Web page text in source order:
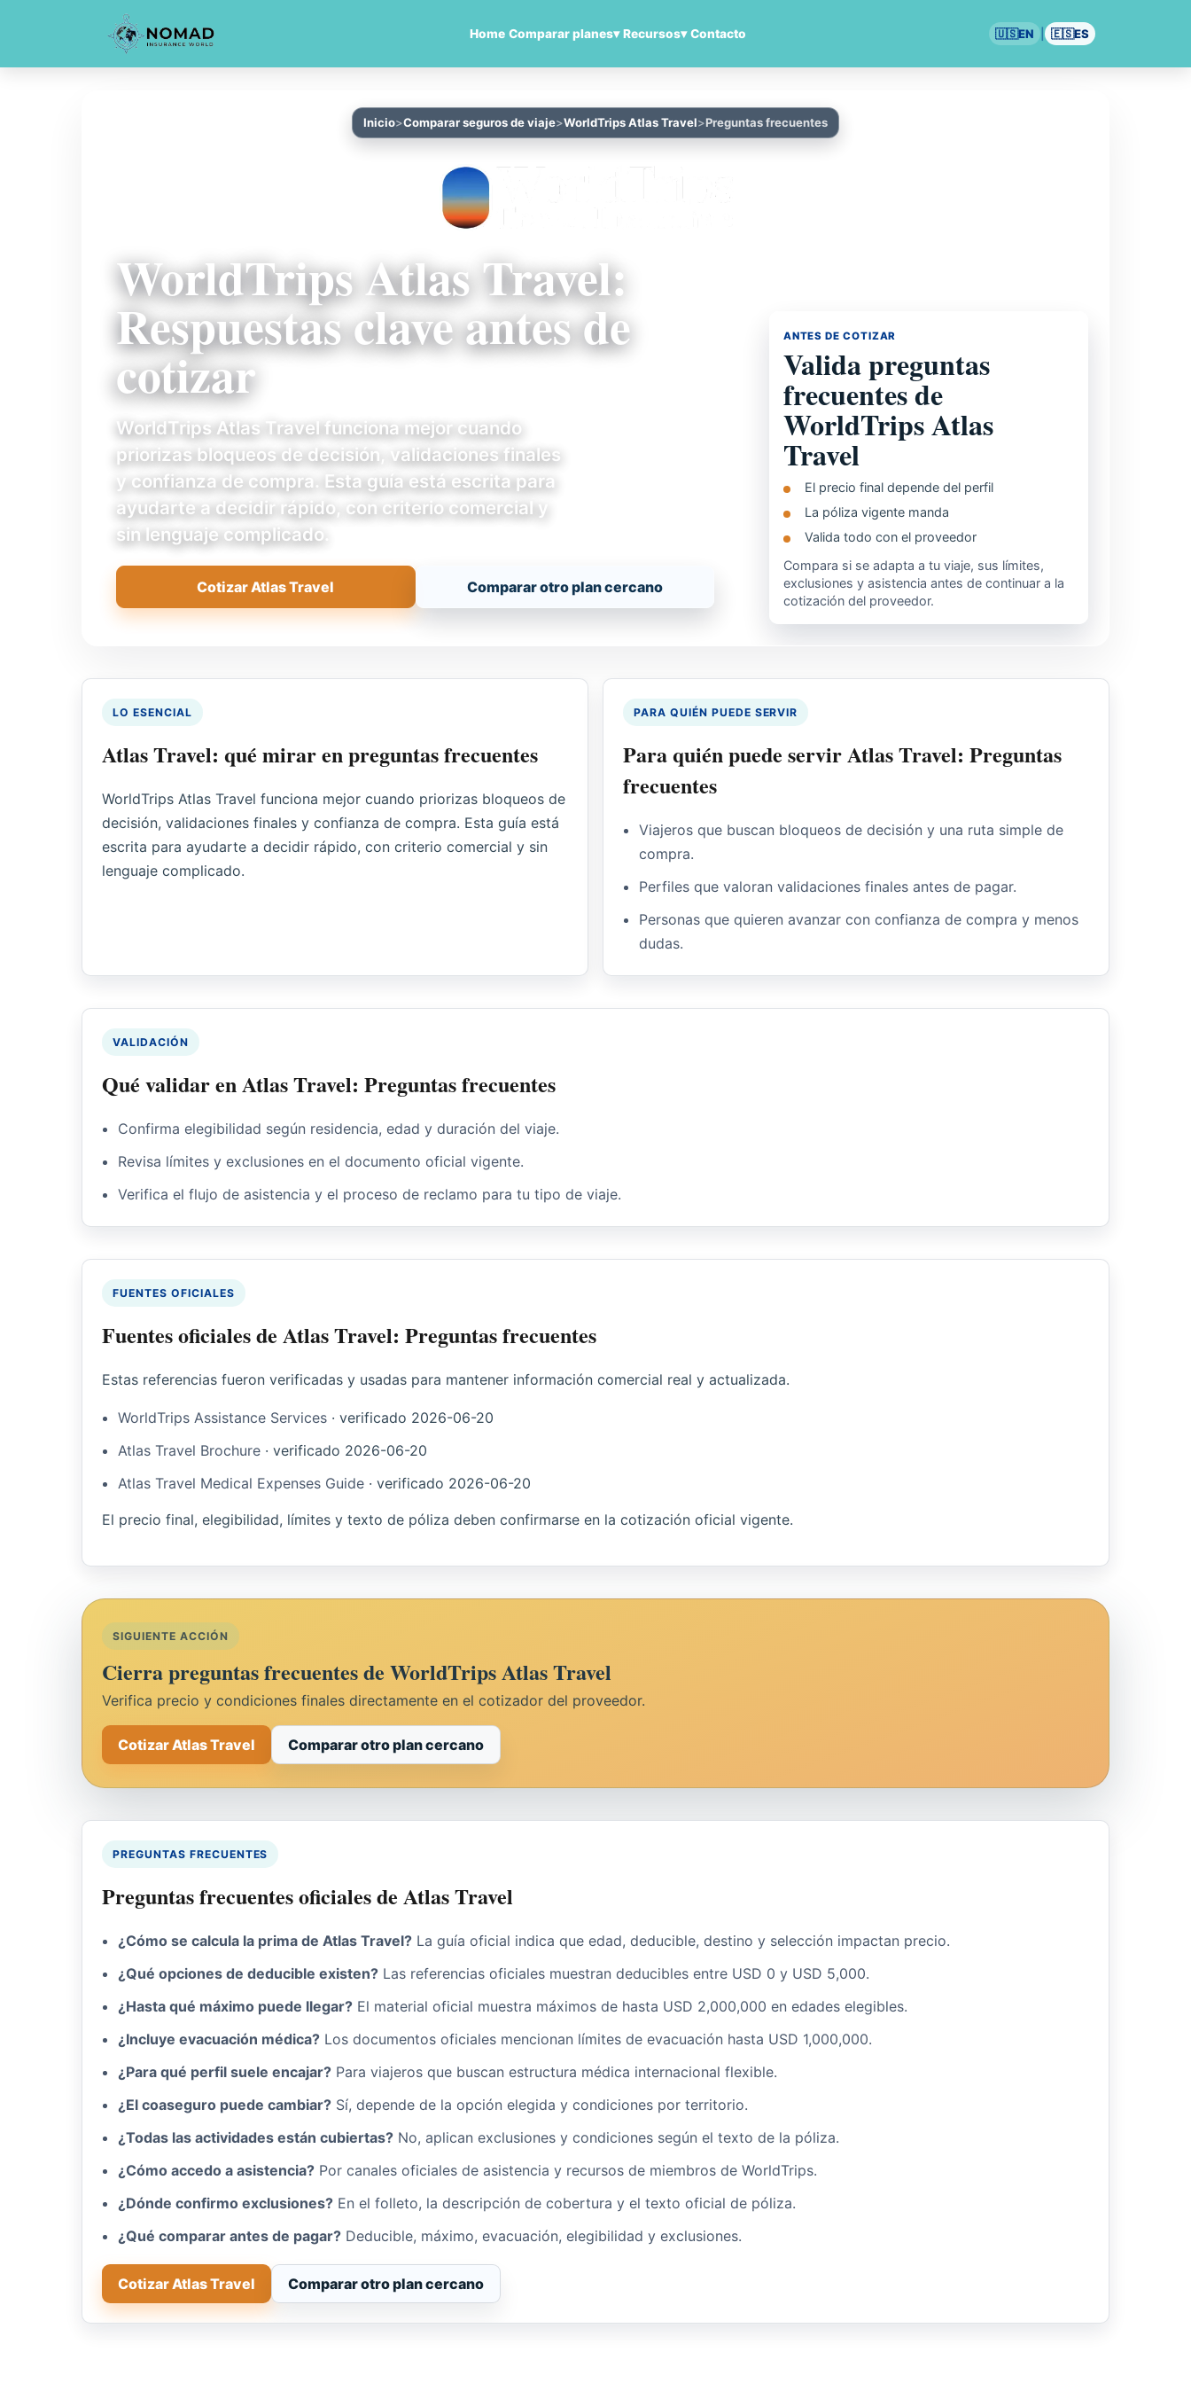
Home Comparar planes▾ Recursos▾ Contacto 🇺🇸EN 🇪🇸ES
Inicio Comparar seguros de viaje WorldTrips Atlas Travel Preguntas frecuentes
WorldTrips Atlas Travel:
Respuestas clave antes de
cotizar
WorldTrips Atlas Travel funciona mejor cuando
priorizas bloqueos de decisión, validaciones finales
y confianza de compra. Esta guía está escrita para
ayudarte a decidir rápido, con criterio comercial y
sin lenguaje complicado.
Cotizar Atlas Travel Comparar otro plan cercano
ANTES DE COTIZAR
Valida preguntas
frecuentes de
WorldTrips Atlas
Travel
El precio final depende del perfil
La póliza vigente manda
Valida todo con el proveedor
Compara si se adapta a tu viaje, sus límites,
exclusiones y asistencia antes de continuar a la
cotización del proveedor.
LO ESENCIAL
Atlas Travel: qué mirar en preguntas frecuentes
WorldTrips Atlas Travel funciona mejor cuando priorizas bloqueos de
decisión, validaciones finales y confianza de compra. Esta guía está
escrita para ayudarte a decidir rápido, con criterio comercial y sin
lenguaje complicado.
PARA QUIÉN PUEDE SERVIR
Para quién puede servir Atlas Travel: Preguntas
frecuentes
Viajeros que buscan bloqueos de decisión y una ruta simple de
compra.
Perfiles que valoran validaciones finales antes de pagar.
Personas que quieren avanzar con confianza de compra y menos
dudas.
VALIDACIÓN
Qué validar en Atlas Travel: Preguntas frecuentes
Confirma elegibilidad según residencia, edad y duración del viaje.
Revisa límites y exclusiones en el documento oficial vigente.
Verifica el flujo de asistencia y el proceso de reclamo para tu tipo de viaje.
FUENTES OFICIALES
Fuentes oficiales de Atlas Travel: Preguntas frecuentes
Estas referencias fueron verificadas y usadas para mantener información comercial real y actualizada.
WorldTrips Assistance Services · verificado 2026-06-20
Atlas Travel Brochure · verificado 2026-06-20
Atlas Travel Medical Expenses Guide · verificado 2026-06-20
El precio final, elegibilidad, límites y texto de póliza deben confirmarse en la cotización oficial vigente.
SIGUIENTE ACCIÓN
Cierra preguntas frecuentes de WorldTrips Atlas Travel
Verifica precio y condiciones finales directamente en el cotizador del proveedor.
Cotizar Atlas Travel Comparar otro plan cercano
PREGUNTAS FRECUENTES
Preguntas frecuentes oficiales de Atlas Travel
¿Cómo se calcula la prima de Atlas Travel? La guía oficial indica que edad, deducible, destino y selección impactan precio.
¿Qué opciones de deducible existen? Las referencias oficiales muestran deducibles entre USD 0 y USD 5,000.
¿Hasta qué máximo puede llegar? El material oficial muestra máximos de hasta USD 2,000,000 en edades elegibles.
¿Incluye evacuación médica? Los documentos oficiales mencionan límites de evacuación hasta USD 1,000,000.
¿Para qué perfil suele encajar? Para viajeros que buscan estructura médica internacional flexible.
¿El coaseguro puede cambiar? Sí, depende de la opción elegida y condiciones por territorio.
¿Todas las actividades están cubiertas? No, aplican exclusiones y condiciones según el texto de la póliza.
¿Cómo accedo a asistencia? Por canales oficiales de asistencia y recursos de miembros de WorldTrips.
¿Dónde confirmo exclusiones? En el folleto, la descripción de cobertura y el texto oficial de póliza.
¿Qué comparar antes de pagar? Deducible, máximo, evacuación, elegibilidad y exclusiones.
Cotizar Atlas Travel Comparar otro plan cercano